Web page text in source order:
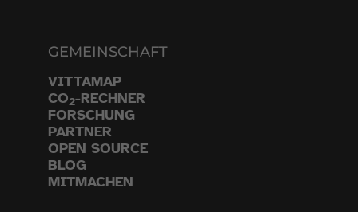
GEMEINSCHAFT
VITTAMAP
CO2-RECHNER
FORSCHUNG
PARTNER
OPEN SOURCE
BLOG
MITMACHEN